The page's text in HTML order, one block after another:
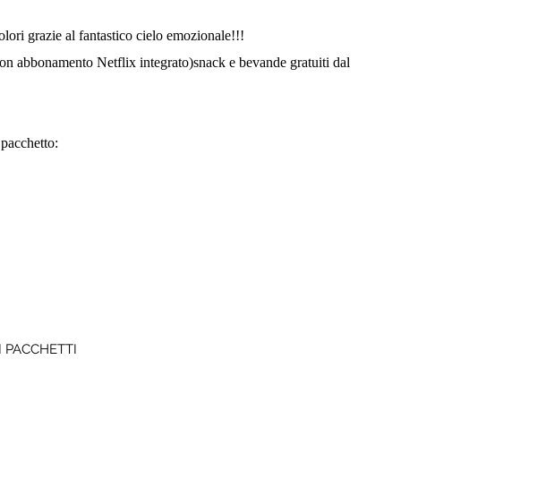
grazie al fantastico cielo emozionale!!!
abbonamento Netflix integrato)snack e bevande gratuiti dal